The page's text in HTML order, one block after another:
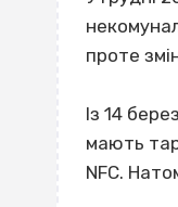
проте
Із 14
мають
NFC.